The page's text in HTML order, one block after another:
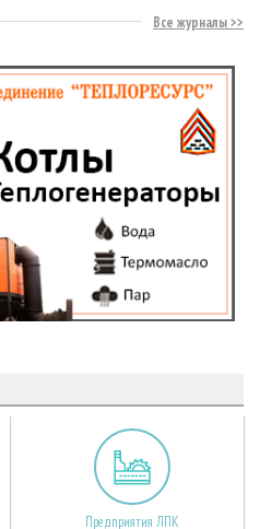
Все журналы
Предприятия ЛПК